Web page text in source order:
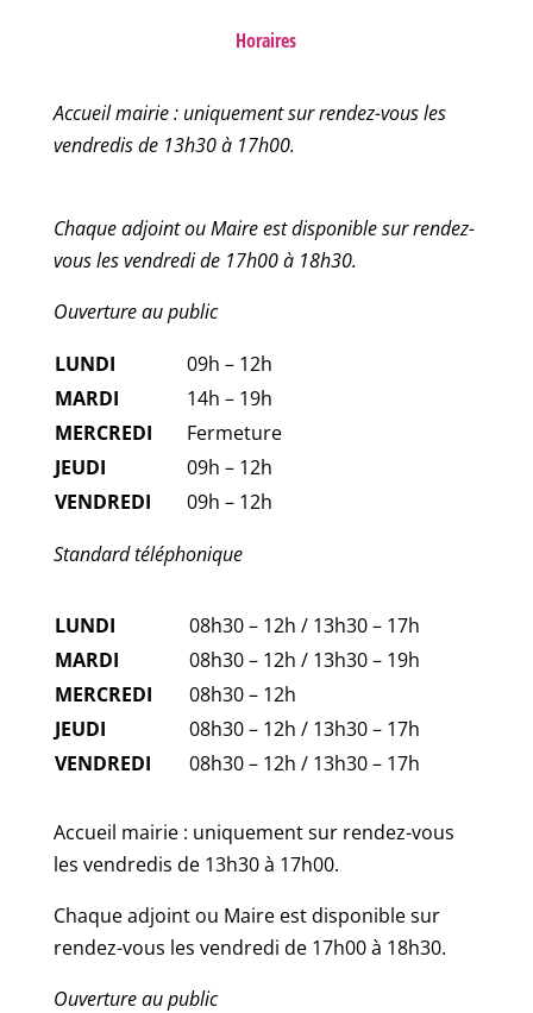
Horaires
Accueil mairie : uniquement sur rendez-vous les
vendredis de 13h30 à 17h00.
Chaque adjoint ou Maire est disponible sur rendez-
vous les vendredi de 17h00 à 18h30.
Ouverture au public
LUNDI
09h – 12h
MARDI
14h – 19h
MERCREDI
Fermeture
JEUDI
09h – 12h
VENDREDI
09h – 12h
Standard téléphonique
LUNDI
08h30 – 12h / 13h30 – 17h
MARDI
08h30 – 12h / 13h30 – 19h
MERCREDI
08h30 – 12h
JEUDI
08h30 – 12h / 13h30 – 17h
VENDREDI
08h30 – 12h / 13h30 – 17h
Accueil mairie : uniquement sur rendez-vous
les vendredis de 13h30 à 17h00.
Chaque adjoint ou Maire est disponible sur
rendez-vous les vendredi de 17h00 à 18h30.
Ouverture au public